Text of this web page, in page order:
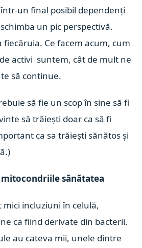
un final posibil dependenți
un pic perspectivă.
fiecăruia. Ce facem acum, cum
activi suntem, cât de mult ne
să continue.
să fie un scop în sine să fi
să trăiești doar ca să fi
ca sa trăiești sănătos și
sănătatea
incluziuni în celulă,
ca fiind derivate din bacterii.
au cateva mii, unele dintre